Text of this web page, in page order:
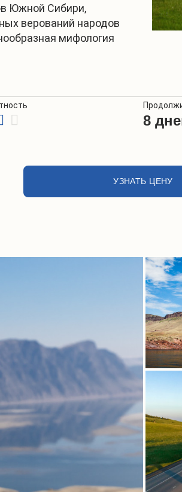
Южной Сибири,
верований народов
мифология
8
УЗНАТЬ ЦЕНУ